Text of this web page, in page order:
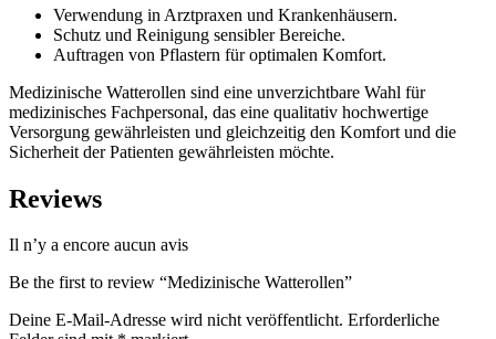
Verwendung in Arztpraxen und Krankenhäusern.
Schutz und Reinigung sensibler Bereiche.
Auftragen von Pflastern für optimalen Komfort.
Medizinische Watterollen sind eine unverzichtbare Wahl für
medizinisches Fachpersonal, das eine qualitativ hochwertige
Versorgung gewährleisten und gleichzeitig den Komfort und die
Sicherheit der Patienten gewährleisten möchte.
Reviews
Il n’y a encore aucun avis
Be the first to review “Medizinische Watterollen”
Deine E-Mail-Adresse wird nicht veröffentlicht. Erforderliche